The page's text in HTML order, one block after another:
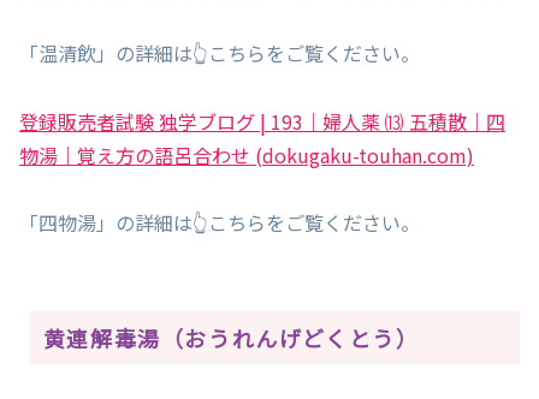
「温清飲」の詳細は👆こちらをご覧ください。
登録販売者試験 独学ブログ | 193｜婦人薬 ⒀ 五積散｜四
物湯｜覚え方の語呂合わせ (dokugaku-touhan.com)
「四物湯」の詳細は👆こちらをご覧ください。
黄連解毒湯（おうれんげどくとう）